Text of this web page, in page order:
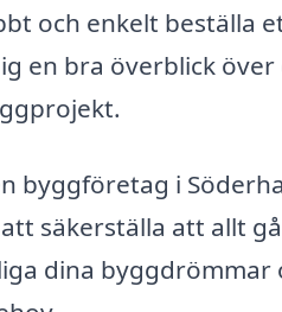
och enkelt beställa
en bra överblick
byggföretag i
säkerställa att allt
dina byggdrömmar